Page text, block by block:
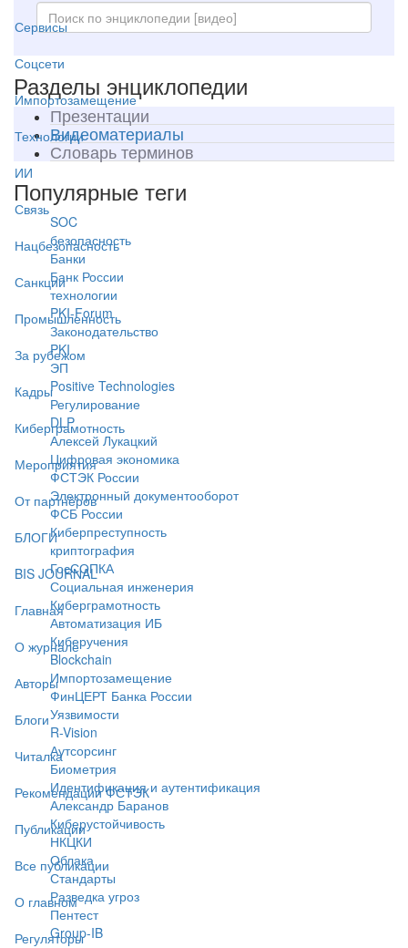
Сервисы
Соцсети
Импортозамещение
Технологии
ИИ
Связь
Нацбезопасность
Санкции
Промышленность
За рубежом
Кадры
Киберграмотность
Мероприятия
От партнёров
БЛОГИ
BIS JOURNAL
Главная
О журнале
Авторы
Блоги
Читалка
Рекомендации ФСТЭК
Публикации
Все публикации
О главном
Регуляторы
Разделы энциклопедии
Презентации
Видеоматериалы
Словарь терминов
Популярные теги
SOC
безопасность
Банки
Банк России
технологии
PKI-Forum
Законодательство
PKI
ЭП
Positive Technologies
Регулирование
DLP
Алексей Лукацкий
Цифровая экономика
ФСТЭК России
Электронный документооборот
ФСБ России
Киберпреступность
криптография
ГосСОПКА
Социальная инженерия
Киберграмотность
Автоматизация ИБ
Киберучения
Blockchain
Импортозамещение
ФинЦЕРТ Банка России
Уязвимости
R-Vision
Аутсорсинг
Биометрия
Идентификация и аутентификация
Александр Баранов
Киберустойчивость
НКЦКИ
Облака
Стандарты
Разведка угроз
Пентест
Group-IB